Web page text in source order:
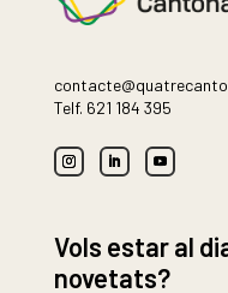
Telf. 621 184 395
Vols estar al
novetats?